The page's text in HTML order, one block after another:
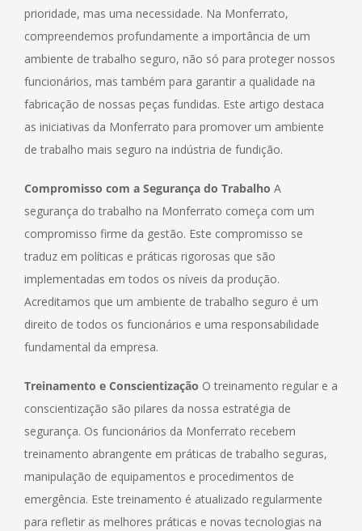
prioridade, mas uma necessidade. Na Monferrato,
compreendemos profundamente a importância de um
ambiente de trabalho seguro, não só para proteger nossos
funcionários, mas também para garantir a qualidade na
fabricação de nossas peças fundidas. Este artigo destaca
as iniciativas da Monferrato para promover um ambiente
de trabalho mais seguro na indústria de fundição.
Compromisso com a Segurança do Trabalho A
segurança do trabalho na Monferrato começa com um
compromisso firme da gestão. Este compromisso se
traduz em políticas e práticas rigorosas que são
implementadas em todos os níveis da produção.
Acreditamos que um ambiente de trabalho seguro é um
direito de todos os funcionários e uma responsabilidade
fundamental da empresa.
Treinamento e Conscientização O treinamento regular e a
conscientização são pilares da nossa estratégia de
segurança. Os funcionários da Monferrato recebem
treinamento abrangente em práticas de trabalho seguras,
manipulação de equipamentos e procedimentos de
emergência. Este treinamento é atualizado regularmente
para refletir as melhores práticas e novas tecnologias na